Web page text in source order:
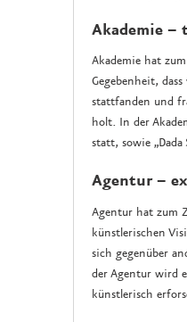
Akademie –
Akademie hat
Gegebenheit,
stattfanden und
holt. In der
statt, sowie
Agentur –
Agentur hat zum
künstlerischen
sich gegenüber
der Agentur wird
künstlerisch